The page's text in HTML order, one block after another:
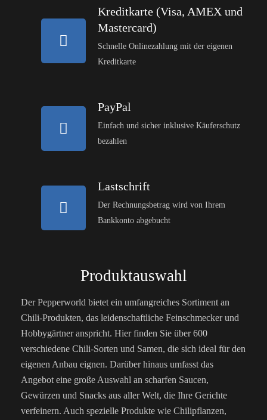
Kreditkarte (Visa, AMEX und
Mastercard)
Schnelle Onlinezahlung mit der eigenen
Kreditkarte
PayPal
Einfach und sicher inklusive Käuferschutz
bezahlen
Lastschrift
Der Rechnungsbetrag wird von Ihrem
Bankkonto abgebucht
Produktauswahl
Der Pepperworld bietet ein umfangreiches Sortiment an
Chili-Produkten, das leidenschaftliche Feinschmecker und
Hobbygärtner anspricht. Hier finden Sie über 600
verschiedene Chili-Sorten und Samen, die sich ideal für den
eigenen Anbau eignen. Darüber hinaus umfasst das
Angebot eine große Auswahl an scharfen Saucen,
Gewürzen und Snacks aus aller Welt, die Ihre Gerichte
verfeinern. Auch spezielle Produkte wie Chilipflanzen,